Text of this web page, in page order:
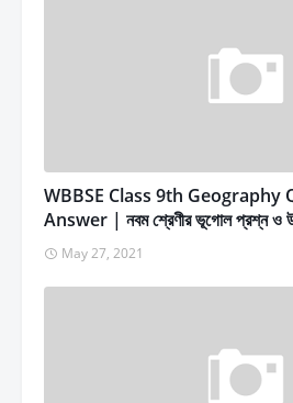
WBBSE Class 9th Geography
Answer | নবম শ্রেণীর ভূগোল প্রশ্ন ও
May 27, 2021